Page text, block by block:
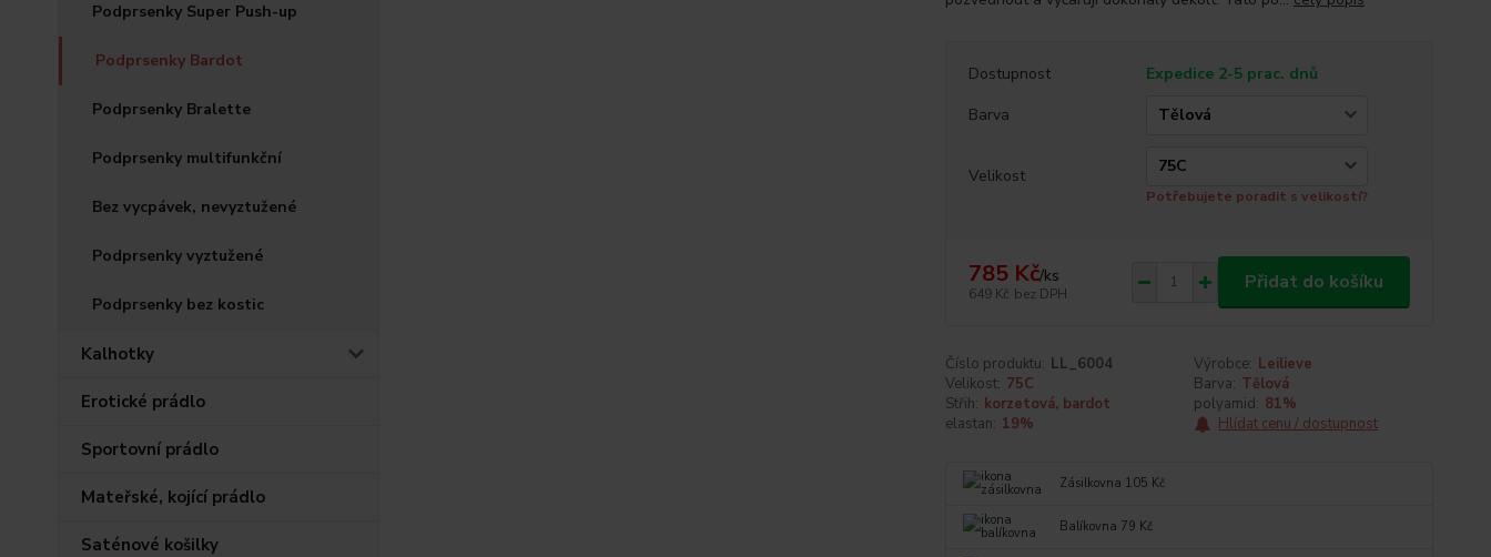
Podprsenky Super Push-up
Podprsenky Bardot
Podprsenky Bralette
Podprsenky multifunkční
Bez vycpávek, nevyztužené
Podprsenky vyztužené
Podprsenky bez kostic
Kalhotky
Erotické prádlo
Sportovní prádlo
Mateřské, kojící prádlo
Saténové košilky
Dostupnost
Expedice 2-5 prac. dnů
Barva
Velikost
Potřebujete poradit s velikostí?
785 Kč/ks
649 Kč bez DPH
Přidat do košíku
Číslo produktu: LL_6004 Výrobce: Leilieve
Velikost: 75C Barva: Tělová
Střih: korzetová, bardot polyamid: 81%
elastan: 19% Hlídat cenu / dostupnost
Zásilkovna 105 Kč
Balíkovna 79 Kč